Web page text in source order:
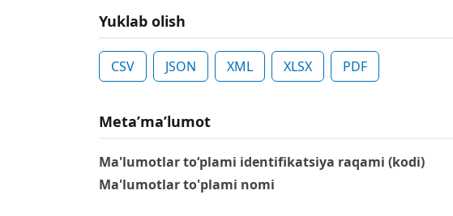
Yuklab olish
CSV JSON XML XLSX PDF
Metaʼmaʼlumot
Ma'lumotlar to‘plami identifikatsiya raqami (kodi)
Ma'lumotlar to'plami nomi